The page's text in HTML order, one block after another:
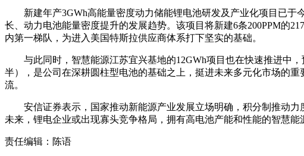
新建年产3GWh高能量密度动力储能锂电池研发及产业化项目已
长、动力电池能量密度提升的发展趋势。该项目将新建6条200PPM的
内第一梯队，为进入美国特斯拉供应商体系打下坚实的基础。
与此同时，智慧能源江苏宜兴基地的12GWh项目也在快速推进中
半），是公司在深耕圆柱型电池的基础之上，挺进未来多元化市场的
流。
安信证券表示，国家推动新能源产业发展立场明确，积分制推动
未来，锂电企业或出现寡头竞争格局，拥有高电池产能和性能的智慧能
责任编辑：陈语